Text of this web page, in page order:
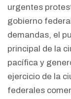
urgentes
gobierno
demandas, el
principal de la
pacífica y
ejercicio de la
federales